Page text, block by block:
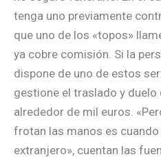
tenga uno previamente
que uno de los «topos»
ya cobre comisión. Si la
dispone de uno de estos
gestione el traslado y duelo
alrededor de mil euros.
frotan las manos es
extranjero», cuentan las